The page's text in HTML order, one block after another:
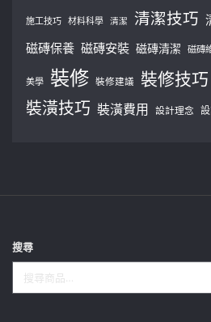
施工技巧 材料科學 清潔 清潔技巧
磁磚保養 磁磚安裝 磁磚清潔 磁磚
美學 裝修 裝修建議 裝修技巧
裝潢技巧 裝潢費用 設計理念
搜尋